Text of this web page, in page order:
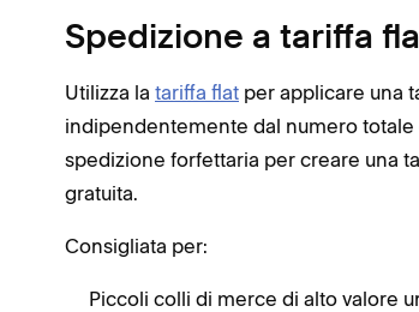
Spedizione a tariffa
Utilizza la tariffa flat per applicare una
indipendentemente dal numero
spedizione forfettaria per creare una
gratuita.
Consigliata per:
Piccoli colli di merce di alto valore